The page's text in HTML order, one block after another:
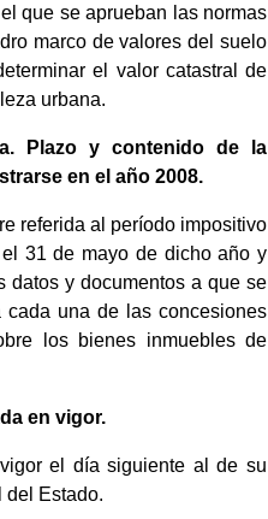
que se aprueban las normas
marco de valores del suelo
el valor catastral de
urbana.
Plazo y contenido de la
en el año 2008.
referida al período impositivo
31 de mayo de dicho año y
datos y documentos a que se
una de las concesiones
los bienes inmuebles de
en vigor.
el día siguiente al de su
del Estado.